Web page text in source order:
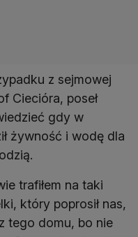
z sejmowej
Ciecióra, poseł
gdy w
żywność i wodę dla
trafiłem na taki
który poprosił nas,
tego domu, bo nie